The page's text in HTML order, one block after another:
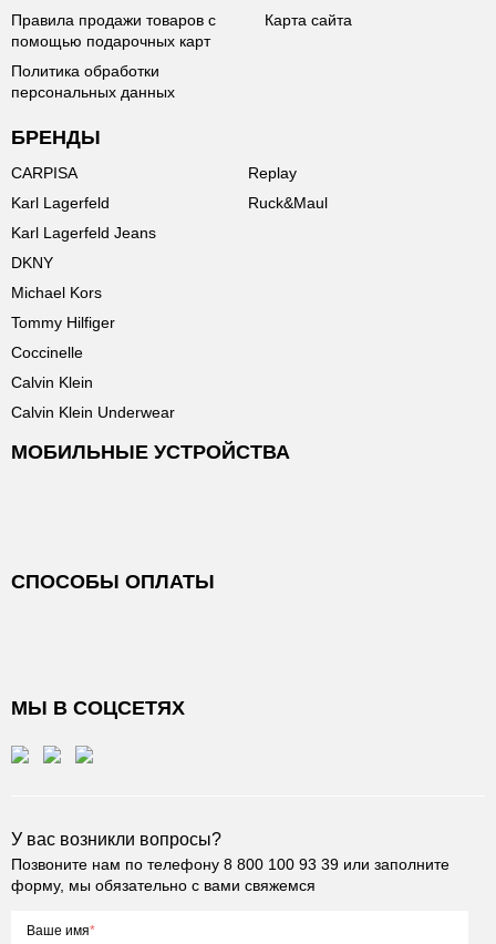
Правила продажи товаров с
помощью подарочных карт
Политика обработки
персональных данных
Карта сайта
БРЕНДЫ
CARPISA
Karl Lagerfeld
Karl Lagerfeld Jeans
DKNY
Michael Kors
Tommy Hilfiger
Coccinelle
Calvin Klein
Calvin Klein Underwear
Replay
Ruck&Maul
МОБИЛЬНЫЕ УСТРОЙСТВА
СПОСОБЫ ОПЛАТЫ
МЫ В СОЦСЕТЯХ
У вас возникли вопросы?
Позвоните нам по телефону 8 800 100 93 39 или заполните
форму, мы обязательно с вами свяжемся
Ваше имя